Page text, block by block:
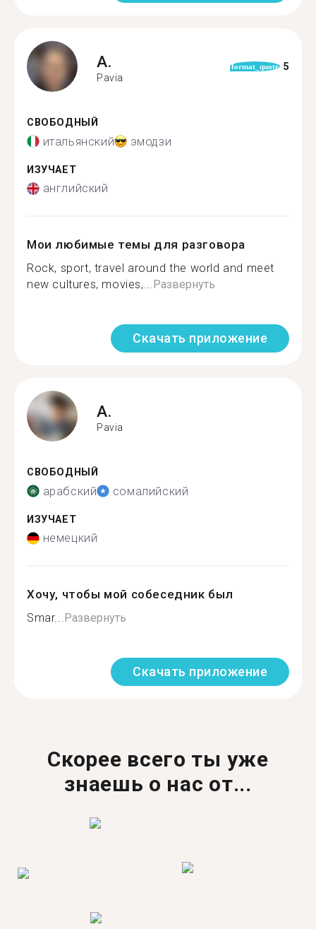
A.
Pavia
format_quote 5
СВОБОДНЫЙ
итальянский эмодзи
ИЗУЧАЕТ
английский
Мои любимые темы для разговора
Rock, sport, travel around the world and meet
new cultures, movies,...Развернуть
Скачать приложение
A.
Pavia
СВОБОДНЫЙ
арабский сомалийский
ИЗУЧАЕТ
немецкий
Хочу, чтобы мой собеседник был
Smar...Развернуть
Скачать приложение
Скорее всего ты уже
знаешь о нас от...